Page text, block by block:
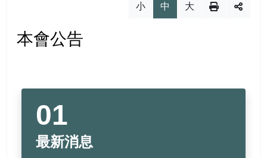
協會章程
理事長的話
常見問答
表單下載
特約商店
優惠活動
會員專區
加入會員
小 中 大
本會公告
最新消息